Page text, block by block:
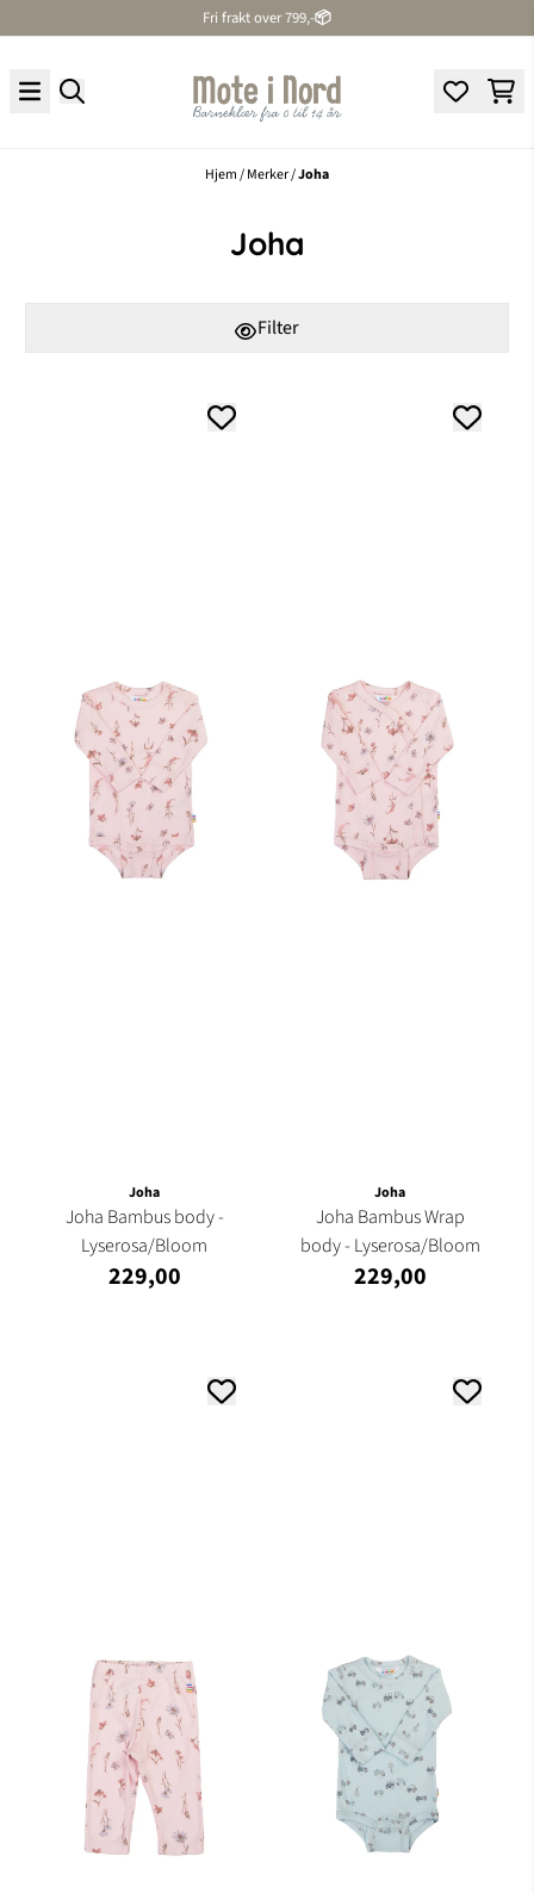
Fri frakt over 799,-📦
Hjem/Merker/Joha
Joha
Filter
Joha
Joha Bambus body -
Lyserosa/Bloom
229,00
Joha
Joha Bambus Wrap
body - Lyserosa/Bloom
229,00